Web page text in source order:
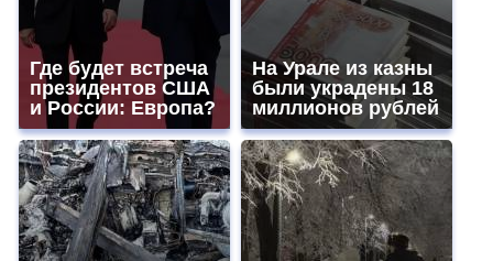
Где будет встреча
президентов США
и России: Европа?
На Урале из казны
были украдены 18
миллионов рублей